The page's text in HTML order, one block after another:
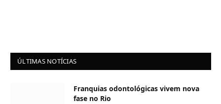
ÚLTIMAS NOTÍCIAS
Franquias odontológicas vivem nova
fase no Rio